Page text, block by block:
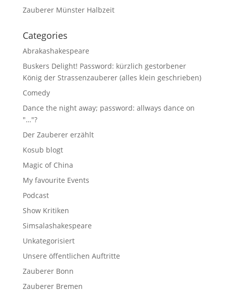
Zauberer Münster Halbzeit
Categories
Abrakashakespeare
Buskers Delight! Password: kürzlich gestorbener
König der Strassenzauberer (alles klein geschrieben)
Comedy
Dance the night away; password: allways dance on
"…"?
Der Zauberer erzählt
Kosub blogt
Magic of China
My favourite Events
Podcast
Show Kritiken
Simsalashakespeare
Unkategorisiert
Unsere öffentlichen Auftritte
Zauberer Bonn
Zauberer Bremen